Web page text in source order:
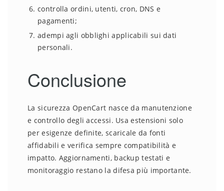
controlla ordini, utenti, cron, DNS e
pagamenti;
adempi agli obblighi applicabili sui dati
personali.
Conclusione
La sicurezza OpenCart nasce da manutenzione
e controllo degli accessi. Usa estensioni solo
per esigenze definite, scaricale da fonti
affidabili e verifica sempre compatibilità e
impatto. Aggiornamenti, backup testati e
monitoraggio restano la difesa più importante.